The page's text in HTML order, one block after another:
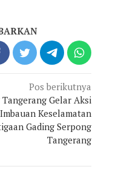
Pos berikutnya
Tangerang Gelar Aksi
Keselamatan
Gading Serpong
Tangerang